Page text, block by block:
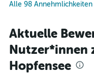
Alle 98 Annehmlichkeiten
Aktuelle
Nutzer*innen
Hopfensee